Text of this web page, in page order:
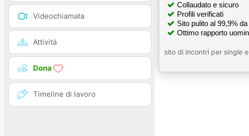
Videochiamata
Attività
Dona
Timeline di lavoro
Collaudato e sicuro
Profili verificati
Sito pulito al 99,9%
Ottimo rapporto
sito di incontri per single